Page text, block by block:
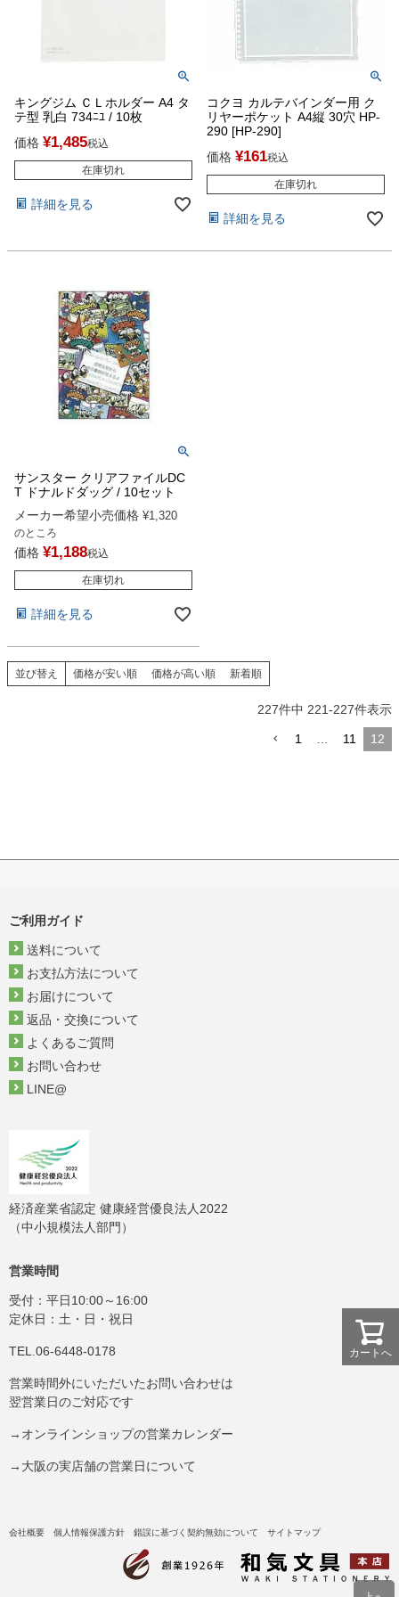
キングジム ＣＬホルダー A4 タ
テ型 乳白 734ﾆﾕ / 10枚
価格 ¥1,485税込
在庫切れ
詳細を見る
コクヨ カルテバインダー用 ク
リヤーポケット A4縦 30穴 HP-
290 [HP-290]
価格 ¥161税込
在庫切れ
詳細を見る
サンスター クリアファイルDC
T ドナルドダッグ / 10セット
メーカー希望小売価格 ¥1,320
のところ
価格 ¥1,188税込
在庫切れ
詳細を見る
並び替え 価格が安い順 価格が高い順 新着順
227件中 221-227件表示
1 11 12
カートへ
ご利用ガイド
送料について
お支払方法について
お届けについて
返品・交換について
よくあるご質問
お問い合わせ
LINE@
経済産業省認定 健康経営優良法人2022
（中小規模法人部門）
営業時間
受付：平日10:00～16:00
定休日：土・日・祝日
TEL.06-6448-0178
営業時間外にいただいたお問い合わせは
翌営業日のご対応です
→オンラインショップの営業カレンダー
→大阪の実店舗の営業日について
会社概要 個人情報保護方針 錯誤に基づく契約無効について サイトマップ